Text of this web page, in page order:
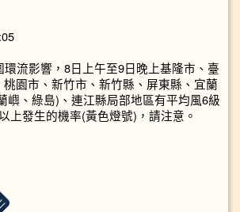
環流影響，8日上午至9日晚上基隆市、臺
園市、新竹市、新竹縣、屏東縣、宜蘭
嶼、綠島)、連江縣局部地區有平均風6級
上發生的機率(黃色燈號)，請注意。